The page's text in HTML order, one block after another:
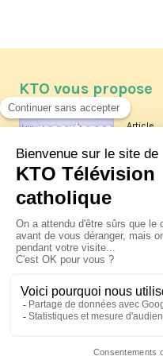
KTO vous propose
Article
Les
La
XIV à
jeudi
Le
Pérou